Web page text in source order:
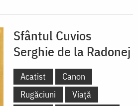
Sfântul Cuvios
Serghie de la Radonej
Acatist
Canon
Rugăciuni
Viață